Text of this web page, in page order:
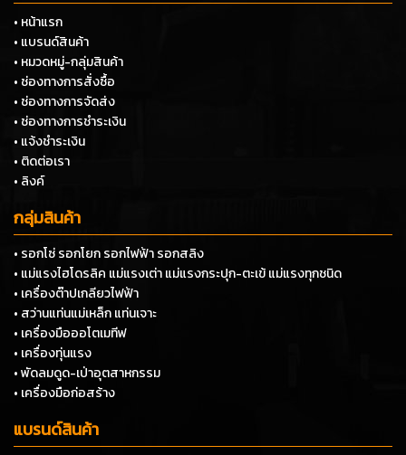
• หน้าแรก
• แบรนด์สินค้า
• หมวดหมู่-กลุ่มสินค้า
• ช่องทางการสั่งซื้อ
• ช่องทางการจัดส่ง
• ช่องทางการชำระเงิน
• แจ้งชำระเงิน
• ติดต่อเรา
• ลิงค์
กลุ่มสินค้า
• รอกโซ่ รอกโยก รอกไฟฟ้า รอกสลิง
• แม่แรงไฮโดรลิค แม่แรงเต่า แม่แรงกระปุก-ตะเข้ แม่แรงทุกชนิด
• เครื่องต๊าปเกลียวไฟฟ้า
• สว่านแท่นแม่เหล็ก แท่นเจาะ
• เครื่องมือออโตเมทีฟ
• เครื่องทุ่นแรง
• พัดลมดูด-เป่าอุตสาหกรรม
• เครื่องมือก่อสร้าง
แบรนด์สินค้า